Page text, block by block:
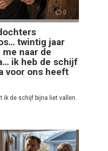
0
twintig jaar
naar de
ik heb de schijf
voor ons heeft
ik de schijf bijna liet vallen.